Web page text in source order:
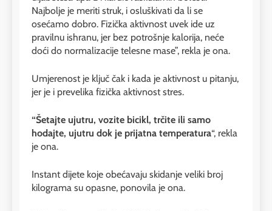
Najbolje je meriti struk, i osluškivati da li se
osećamo dobro. Fizička aktivnost uvek ide uz
pravilnu ishranu, jer bez potrošnje kalorija, neće
doći do normalizacije telesne mase”, rekla je ona.
Umjerenost je ključ čak i kada je aktivnost u pitanju,
jer je i prevelika fizička aktivnost stres.
“Šetajte ujutru, vozite bicikl, trčite ili samo
hodajte, ujutru dok je prijatna temperatura“, rekla
je ona.
Instant dijete koje obećavaju skidanje veliki broj
kilograma su opasne, ponovila je ona.